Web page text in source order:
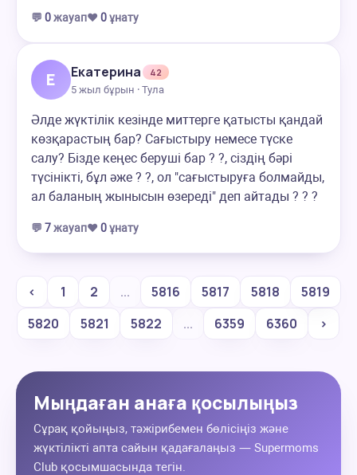
💬 0жауап❤️ 0ұнату
Е Екатерина
42
5 жыл бұрын · Тула
Әлде жүктілік кезінде миттерге қатысты қандай
көзқарастың бар? Сағыстыру немесе түске
салу? Бізде кеңес беруші бар ? ?, сіздің бәрі
түсінікті, бұл әже ? ?, ол "сағыстыруға болмайды,
ал баланың жынысын өзереді" деп айтады ? ? ?
💬 7жауап❤️ 0ұнату
‹ 1 2 ... 5816 5817 5818
5819
5820
5821 5822 ... 6359 6360 ›
Мыңдаған анаға қосылыңыз
Сұрақ қойыңыз, тәжірибемен бөлісіңіз және
жүктілікті апта сайын қадағалаңыз — Supermoms
Club қосымшасында тегін.